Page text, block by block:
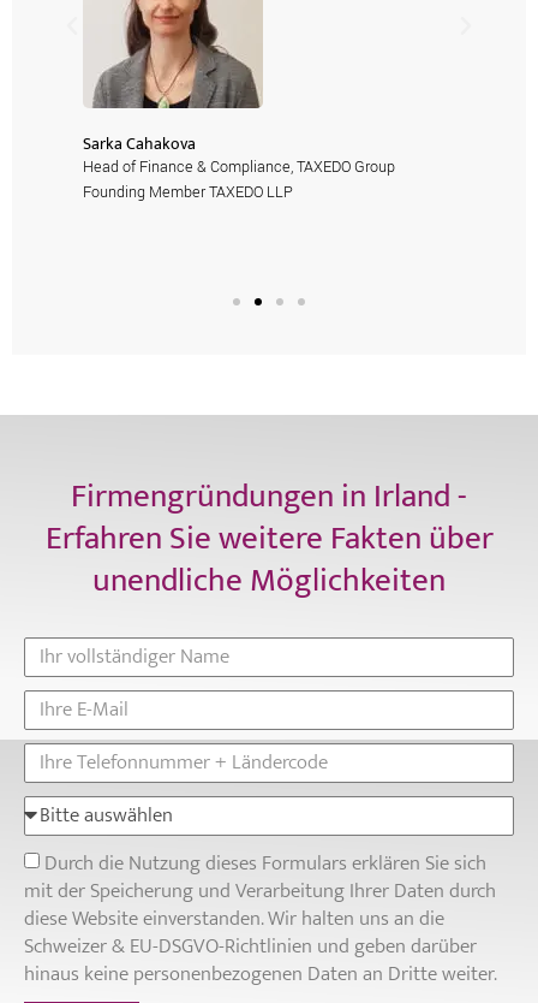
Sarka Cahakova
Head of Finance & Compliance, TAXEDO Group
Founding Member TAXEDO LLP
Firmengründungen in Irland -
Erfahren Sie weitere Fakten über
unendliche Möglichkeiten
Durch die Nutzung dieses Formulars erklären Sie sich
mit der Speicherung und Verarbeitung Ihrer Daten durch
diese Website einverstanden. Wir halten uns an die
Schweizer & EU-DSGVO-Richtlinien und geben darüber
hinaus keine personenbezogenen Daten an Dritte weiter.